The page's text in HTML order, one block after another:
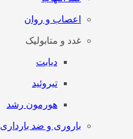
اعصاب و روان
غدد و متابولیک
دیابت
تیروئید
هورمون رشد
باروری و ضد بارداری